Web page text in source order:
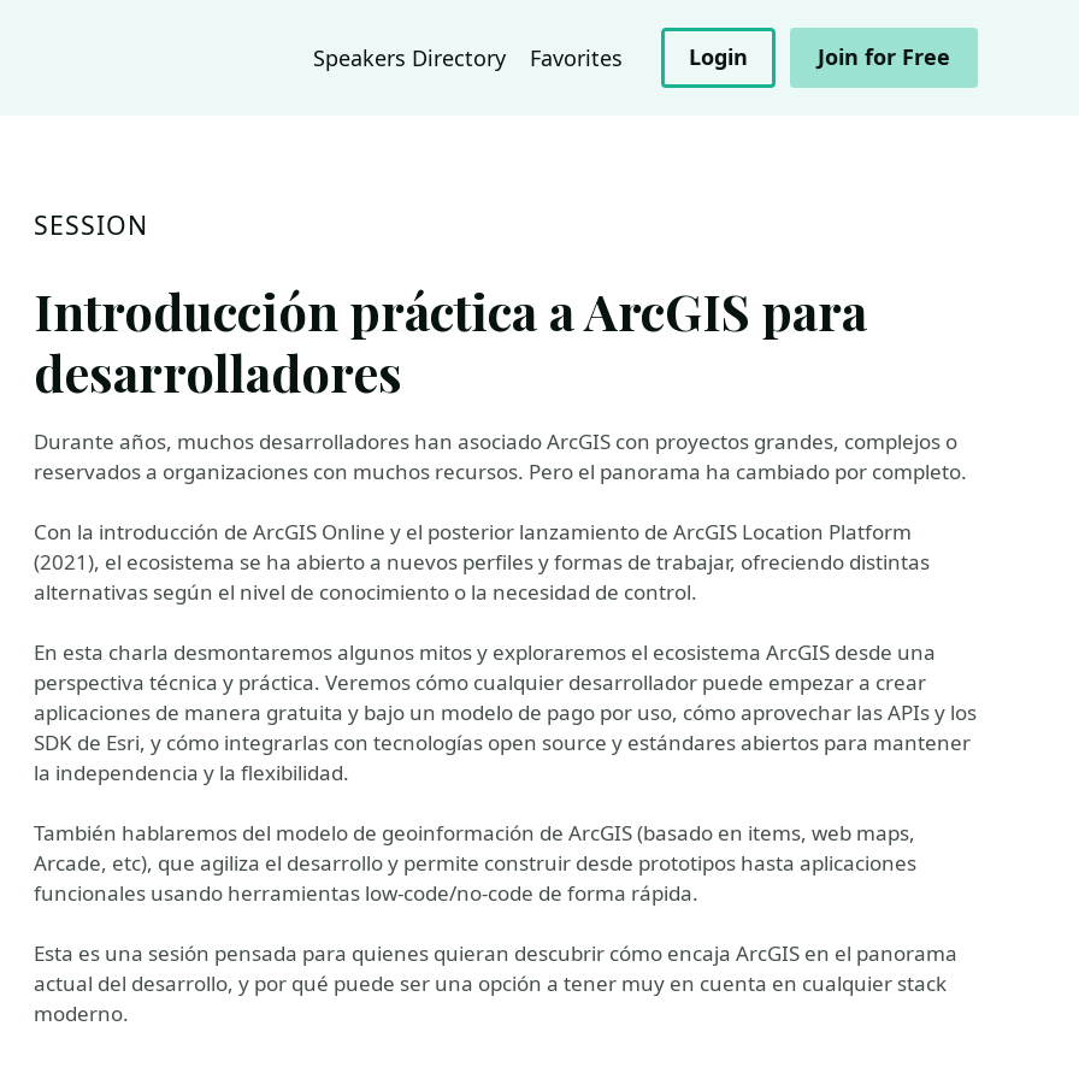
Speakers Directory Favorites Login Join for Free
SESSION
Introducción práctica a ArcGIS para
desarrolladores
Durante años, muchos desarrolladores han asociado ArcGIS con proyectos grandes, complejos o
reservados a organizaciones con muchos recursos. Pero el panorama ha cambiado por completo.
Con la introducción de ArcGIS Online y el posterior lanzamiento de ArcGIS Location Platform
(2021), el ecosistema se ha abierto a nuevos perfiles y formas de trabajar, ofreciendo distintas
alternativas según el nivel de conocimiento o la necesidad de control.
En esta charla desmontaremos algunos mitos y exploraremos el ecosistema ArcGIS desde una
perspectiva técnica y práctica. Veremos cómo cualquier desarrollador puede empezar a crear
aplicaciones de manera gratuita y bajo un modelo de pago por uso, cómo aprovechar las APIs y los
SDK de Esri, y cómo integrarlas con tecnologías open source y estándares abiertos para mantener
la independencia y la flexibilidad.
También hablaremos del modelo de geoinformación de ArcGIS (basado en items, web maps,
Arcade, etc), que agiliza el desarrollo y permite construir desde prototipos hasta aplicaciones
funcionales usando herramientas low-code/no-code de forma rápida.
Esta es una sesión pensada para quienes quieran descubrir cómo encaja ArcGIS en el panorama
actual del desarrollo, y por qué puede ser una opción a tener muy en cuenta en cualquier stack
moderno.